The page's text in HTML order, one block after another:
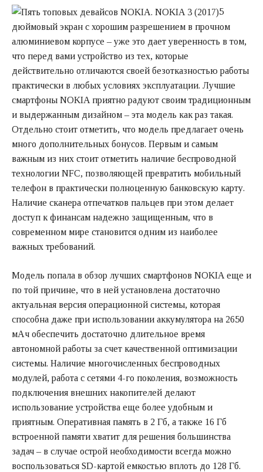
5
дюймовый экран с хорошим разрешением в прочном
алюминиевом корпусе – уже это дает уверенность в том,
что перед вами устройство из тех, которые
действительно отличаются своей безотказностью работы
практически в любых условиях эксплуатации. Лучшие
смартфоны NOKIA приятно радуют своим традиционным
и выдержанным дизайном – эта модель как раз такая.
Отдельно стоит отметить, что модель предлагает очень
много дополнительных бонусов. Первым и самым
важным из них стоит отметить наличие беспроводной
технологии NFC, позволяющей превратить мобильный
телефон в практически полноценную банковскую карту.
Наличие сканера отпечатков пальцев при этом делает
доступ к финансам надежно защищенным, что в
современном мире становится одним из наиболее
важных требований.
Модель попала в обзор лучших смартфонов NOKIA еще и
по той причине, что в ней установлена достаточно
актуальная версия операционной системы, которая
способна даже при использовании аккумулятора на 2650
мАч обеспечить достаточно длительное время
автономной работы за счет качественной оптимизации
системы. Наличие многочисленных беспроводных
модулей, работа с сетями 4-го поколения, возможность
подключения внешних накопителей делают
использование устройства еще более удобным и
приятным. Оперативная память в 2 Гб, а также 16 Гб
встроенной памяти хватит для решения большинства
задач – в случае острой необходимости всегда можно
воспользоваться SD-картой емкостью вплоть до 128 Гб.